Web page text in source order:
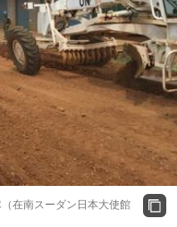
在南スーダン日本大使館